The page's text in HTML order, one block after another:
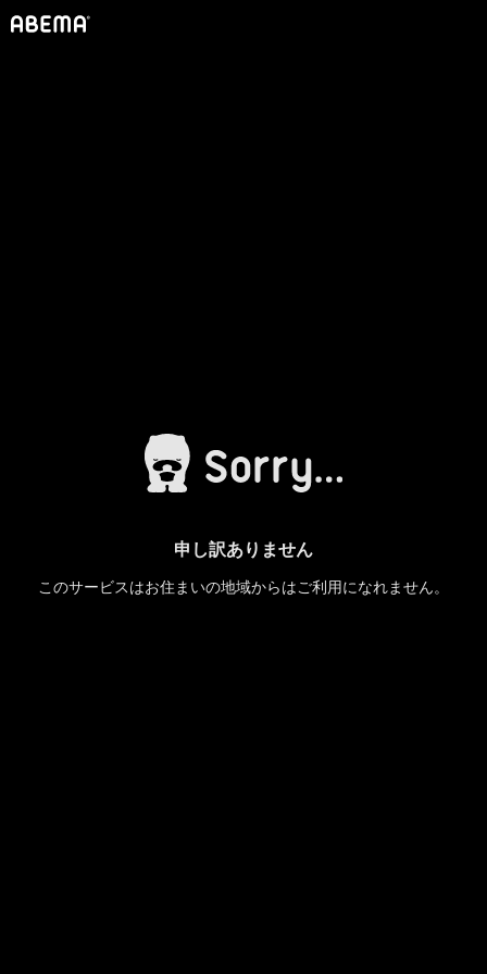
申し訳ありません
このサービスはお住まいの地域からはご利用になれません。